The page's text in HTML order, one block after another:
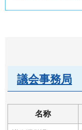
議会事務局
名称